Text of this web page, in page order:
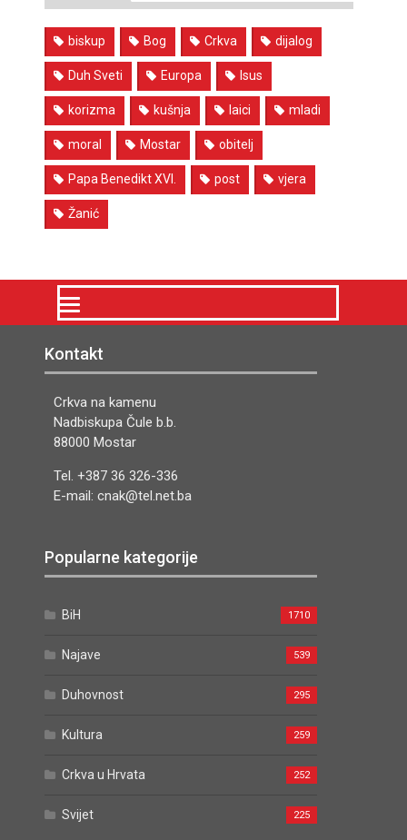
biskup Bog Crkva dijalog
Duh Sveti Europa Isus
korizma kušnja laici mladi
moral Mostar obitelj
Papa Benedikt XVI. post vjera
Žanić
Kontakt
Crkva na kamenu
Nadbiskupa Čule b.b.
88000 Mostar
Tel. +387 36 326-336
E-mail: cnak@tel.net.ba
Popularne kategorije
BiH 1710
Najave 539
Duhovnost 295
Kultura 259
Crkva u Hrvata 252
Svijet 225